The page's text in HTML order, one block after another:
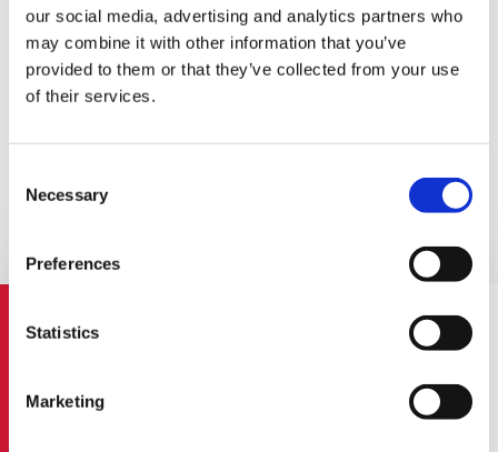
our social media, advertising and analytics partners who
may combine it with other information that you’ve
provided to them or that they’ve collected from your use
of their services.
Selection
Necessary
Preferences
Statistics
Marketing
finansiniais klausimais. Pasinaudodami savo tarptautinio
tinklo ištekliais bei vietine patirtimi, galime pasiūlyti Jums
profesionalias audito, mokesčių, apskaitos ar konsultacijų
paslaugas bei pasidalinti savo įžvalgomis ir analizėmis.
dirbdama ir atlikdama projektus nekilnojamo turto
.